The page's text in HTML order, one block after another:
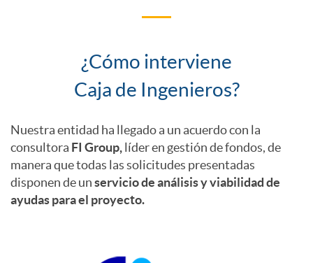
2
0
o
m
o
¿Cómo interviene
Caja de Ingenieros?
Nuestra entidad ha llegado a un acuerdo con la
consultora FI Group, líder en gestión de fondos, de
manera que todas las solicitudes presentadas
disponen de unservicio de análisis y viabilidad de
ayudas para el proyecto.